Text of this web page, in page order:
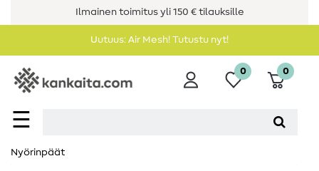
Ilmainen toimitus yli 150 € tilauksille
Uutuus: Air Mesh! Tutustu nyt!
☰
0 0
Nyörinpäät